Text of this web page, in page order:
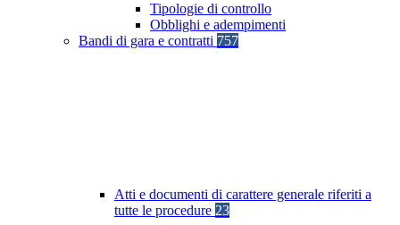
Tipologie di controllo
Obblighi e adempimenti
Bandi di gara e contratti 757
Atti e documenti di carattere generale riferiti a
tutte le procedure 23